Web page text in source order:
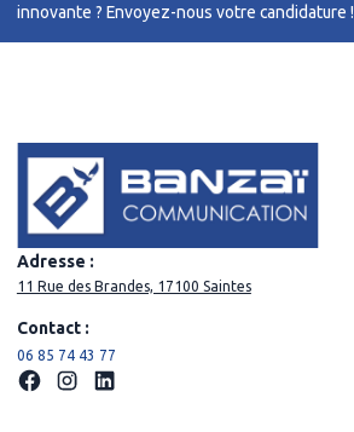
innovante ? Envoyez-nous votre candidature !
Adresse :
11 Rue des Brandes, 17100 Saintes
Contact :
06 85 74 43 77